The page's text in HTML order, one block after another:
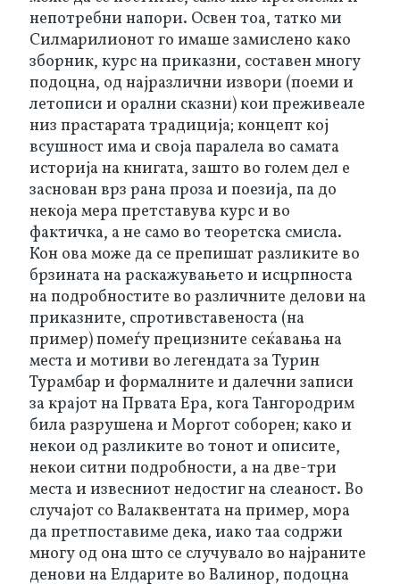
непотребни напори. Освен тоа, татко ми
Силмарилионот го имаше замислено како
зборник, курс на приказни, составен многу
подоцна, од најразлични извори (поеми и
летописи и орални сказни) кои преживеале
низ прастарата традиција; концепт кој
всушност има и своја паралела во самата
историја на книгата, зашто во голем дел е
заснован врз рана проза и поезија, па до
некоја мера претставува курс и во
фактичка, а не само во теоретска смисла.
Кон ова може да се препишат разликите во
брзината на раскажувањето и исцрпноста
на подробностите во различните делови на
приказните, спротивставеноста (на
пример) помеѓу прецизните сеќавања на
места и мотиви во легендата за Турин
Турамбар и формалните и далечни записи
за крајот на Првата Ера, кога Тангородрим
била разрушена и Моргот соборен; како и
некои од разликите во тонот и описите,
некои ситни подробности, а на две-три
места и извесниот недостиг на слеаност. Во
случајот со Валаквентата на пример, мора
да претпоставиме дека, иако таа содржи
многу од она што се случувало во најраните
денови на Елдарите во Валинор, подоцна